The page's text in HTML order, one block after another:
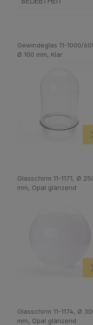
Gewindeglas 11-1000/
Ø 100 mm, Klar
Glasschirm 11-1171, Ø
mm, Opal glänzend
Glasschirm 11-1174, Ø
mm, Opal glänzend